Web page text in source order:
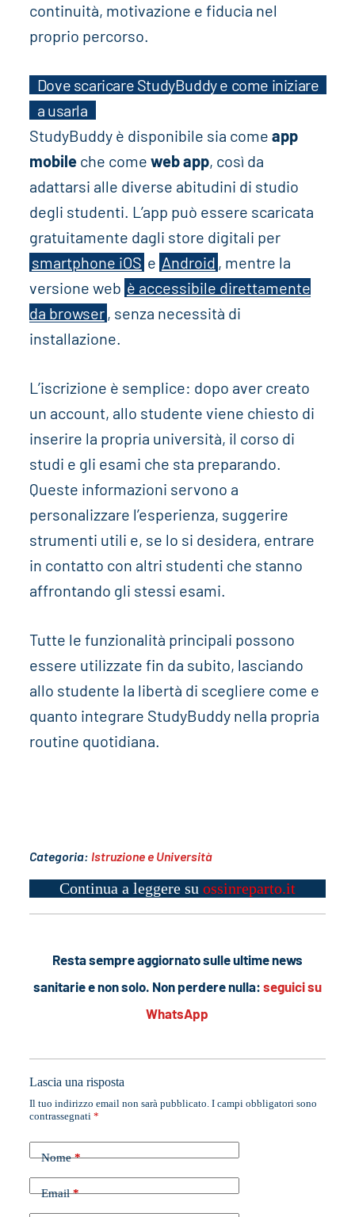
continuità, motivazione e fiducia nel
proprio percorso.
Dove scaricare StudyBuddy e come iniziare
a usarla
StudyBuddy è disponibile sia come app
mobileche come web app, così da
adattarsi alle diverse abitudini di studio
degli studenti. L’app può essere scaricata
gratuitamente dagli store digitali per
smartphone iOS e Android , mentre la
versione web è accessibile direttamente
da browser , senza necessità di
installazione.
L’iscrizione è semplice: dopo aver creato
un account, allo studente viene chiesto di
inserire la propria università, il corso di
studi e gli esami che sta preparando.
Queste informazioni servono a
personalizzare l’esperienza, suggerire
strumenti utili e, se lo si desidera, entrare
in contatto con altri studenti che stanno
affrontando gli stessi esami.
Tutte le funzionalità principali possono
essere utilizzate fin da subito, lasciando
allo studente la libertà di scegliere come e
quanto integrare StudyBuddy nella propria
routine quotidiana.
Categoria: Istruzione e Università
Continua a leggere su ossinreparto.it
Resta sempre aggiornato sulle ultime news
sanitarie e non solo. Non perdere nulla: seguici su
WhatsApp
Lascia una risposta
Il tuo indirizzo email non sarà pubblicato. I campi obbligatori sono
contrassegnati *
Nome*
Email*